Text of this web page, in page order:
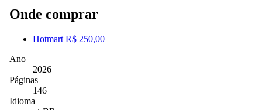
Onde comprar
Hotmart R$ 250,00
Ano
2026
Páginas
146
Idioma